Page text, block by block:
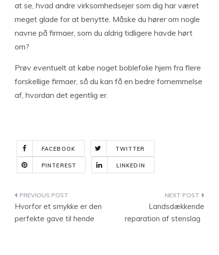
at se, hvad andre virksomhedsejer som dig har været
meget glade for at benytte. Måske du hører om nogle
navne på firmaer, som du aldrig tidligere havde hørt
om?
Prøv eventuelt at købe noget boblefolie hjem fra flere
forskellige firmaer, så du kan få en bedre fornemmelse
af, hvordan det egentlig er.
FACEBOOK TWITTER
PINTEREST LINKEDIN
Indlægsnavigation
Hvorfor et smykke er den
perfekte gave til hende
Landsdækkende
reparation af stenslag